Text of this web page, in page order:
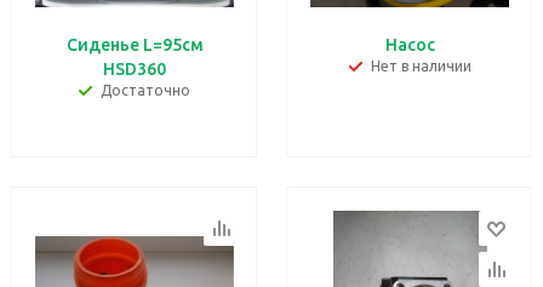
Сиденье L=95см
HSD360
Достаточно
Насос
Нет в наличии